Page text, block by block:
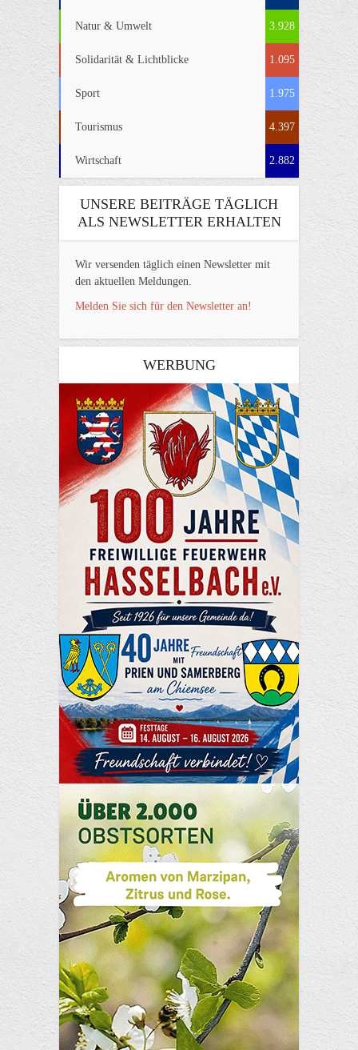
Natur & Umwelt 3.928
Solidarität & Lichtblicke 1.095
Sport 1.975
Tourismus 4.397
Wirtschaft 2.882
UNSERE BEITRÄGE TÄGLICH
ALS NEWSLETTER ERHALTEN
Wir versenden täglich einen Newsletter mit
den aktuellen Meldungen.
Melden Sie sich für den Newsletter an!
WERBUNG